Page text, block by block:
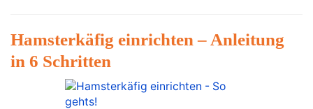
Hamsterkäfig einrichten – Anleitung
in 6 Schritten